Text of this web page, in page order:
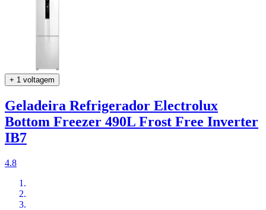
+ 1 voltagem
Geladeira Refrigerador Electrolux
Bottom Freezer 490L Frost Free Inverter
IB7
4.8